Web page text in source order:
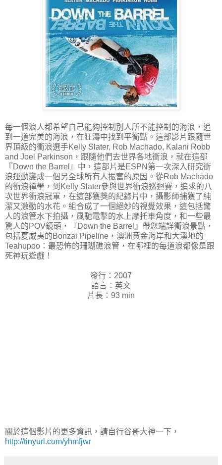
每一個浪人都希望自己能夠控制別人所不能控制的海浪，追
到一道完美的海浪，在狂濤中找到平衡點。這部影片跟隨世
界頂級的衝浪選手Kelly Slater, Rob Machado, Kalani Robb
and Joel Parkinson，跟隨他們去世界各地衝浪，就在這部
『Down the Barrel』中，這部片是ESPN第一次深入研究衝
浪運動變成一個另全球所有人振奮的原因。從Rob Machado
的衝浪禪學，到Kelly Slater參與世界衝浪巡迴賽，追求的八
次世界衝浪冠軍，在這部獲獎的紀錄片中，攝影師捕獲了純
潔又激動的水花。組合成了一個絕妙的視覺效果，這包括驚
人的浪管水下拍攝，風馳電掣的水上摩托車角度，和一些最
驚人的POV鏡頭，『Down the Barrel』帶您端詳衝浪景點，
包括夏威夷的Bonzai Pipeline，澳洲黃金海岸和大溪地的
Teahupoo：最恐怖的珊瑚礁浪管，在哪裡的每道浪都像是跟
死神玩遊戲！
發行：2007
語言：英文
片長：93 min
關於這個影片的更多資訊，請自行谷哥大神一下，
http://tinyurl.com/yhmfjwr